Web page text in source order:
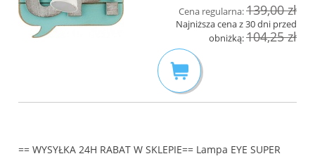
Cena regularna:139,00 zł
Najniższa cena z 30 dni przed
obniżką:104,25 zł
== WYSYŁKA 24H RABAT W SKLEPIE== Lampa EYE SUPER